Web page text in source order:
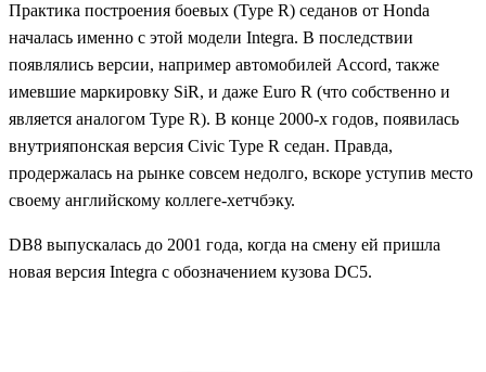
Практика построения боевых (Type R) седанов от Honda
началась именно с этой модели Integra. В последствии
появлялись версии, например автомобилей Accord, также
имевшие маркировку SiR, и даже Euro R (что собственно и
является аналогом Type R). В конце 2000-х годов, появилась
внутрияпонская версия Civic Type R седан. Правда,
продержалась на рынке совсем недолго, вскоре уступив место
своему английскому коллеге-хетчбэку.
DB8 выпускалась до 2001 года, когда на смену ей пришла
новая версия Integra с обозначением кузова DC5.